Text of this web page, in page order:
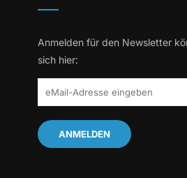
Anmelden für den Newsletter
sich hier: